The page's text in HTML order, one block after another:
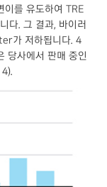
를 유도하여 TRE
다. 그 결과, 바이러
가 저하됩니다. 4
사에서 판매 중인